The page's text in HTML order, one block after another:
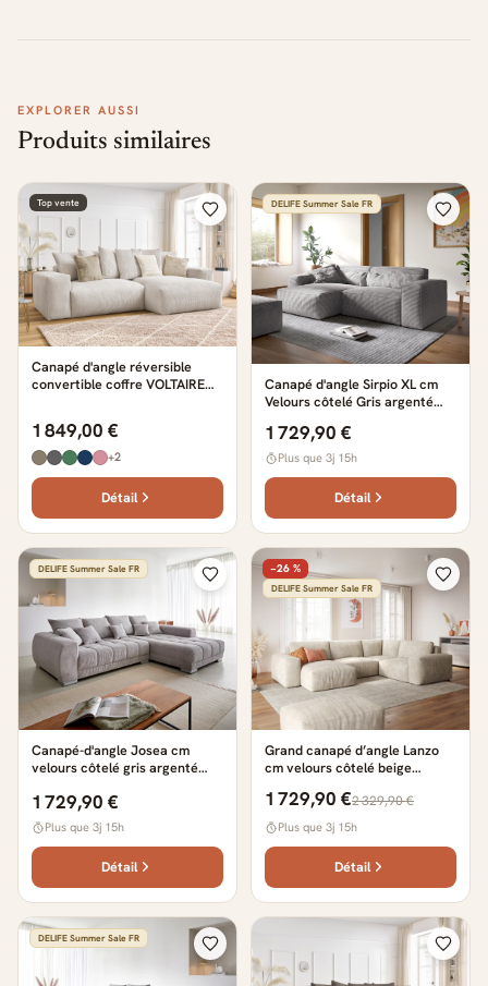
EXPLORER AUSSI
Produits similaires
Top vente
Canapé d'angle réversible
convertible coffre VOLTAIRE
1 849,00 €
+2
Détail
DELIFE Summer Sale FR
Canapé d'angle Sirpio XL cm
Velours côtelé Gris argenté
Tabouret
1 729,90 €
Plus que 3j 15h
Détail
DELIFE Summer Sale FR
Canapé-d'angle Josea cm
velours côtelé gris argenté
1 729,90 €
Plus que 3j 15h
Détail
−26 %
DELIFE Summer Sale FR
Grand canapé d’angle Lanzo
cm velours côtelé beige
pouf
1 729,90 €2 329,90 €
Plus que 3j 15h
Détail
DELIFE Summer Sale FR